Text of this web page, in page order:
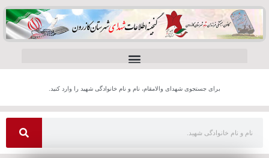
برای جستجوی شهدای والامقام، نام و نام خانوادگی شهید را وارد کنید.